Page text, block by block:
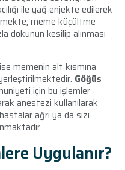
ile yağ enjekte edilerek
meme küçültme
dokunun kesilip alınması
memenin alt kısmına
Göğüs
için bu işlemler
anestezi kullanılarak
ağrı ya da sızı
Uygulanır?